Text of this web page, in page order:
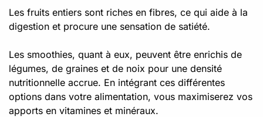
Les fruits entiers sont riches en fibres, ce qui aide à la
digestion et procure une sensation de satiété.
Les smoothies, quant à eux, peuvent être enrichis de
légumes, de graines et de noix pour une densité
nutritionnelle accrue. En intégrant ces différentes
options dans votre alimentation, vous maximiserez vos
apports en vitamines et minéraux.